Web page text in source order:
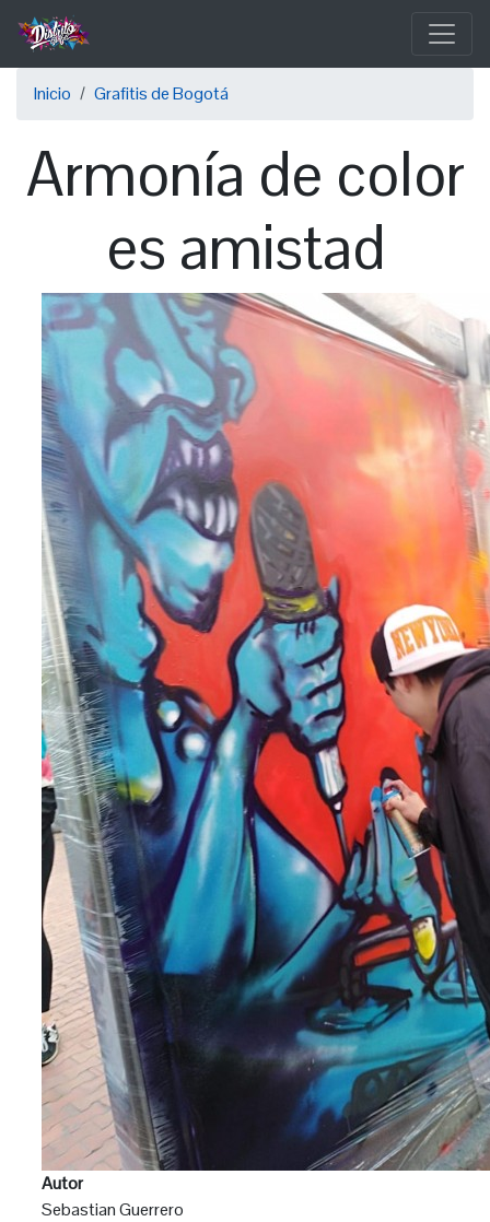
Pasar
contenido
principalSobrescribir
de
navegación
Inicio Grafitis de Bogotá
Armonía de color
es amistad
Autor
Sebastian Guerrero